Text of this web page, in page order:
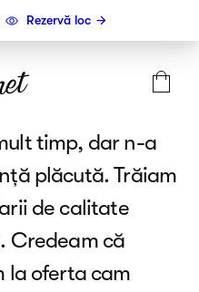
Rezervă loc
timp, dar n-a
plăcută. Trăiam
de calitate
Credeam că
la oferta cam